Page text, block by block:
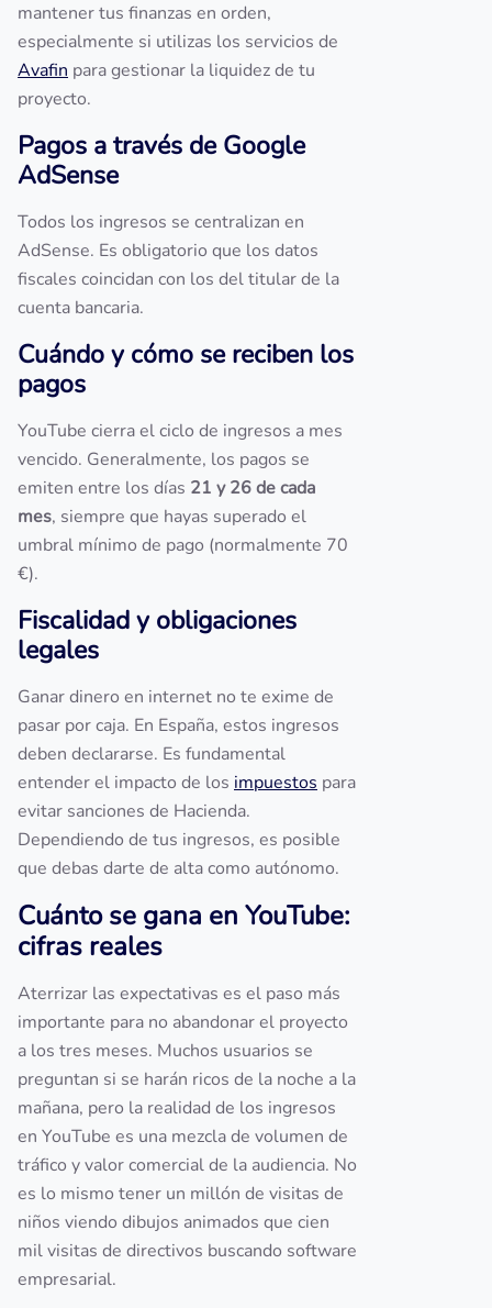
mantener tus finanzas en orden,
especialmente si utilizas los servicios de
Avafin para gestionar la liquidez de tu
proyecto.
Pagos a través de Google
AdSense
Todos los ingresos se centralizan en
AdSense. Es obligatorio que los datos
fiscales coincidan con los del titular de la
cuenta bancaria.
Cuándo y cómo se reciben los
pagos
YouTube cierra el ciclo de ingresos a mes
vencido. Generalmente, los pagos se
emiten entre los días 21 y 26 de cada
mes, siempre que hayas superado el
umbral mínimo de pago (normalmente 70
€).
Fiscalidad y obligaciones
legales
Ganar dinero en internet no te exime de
pasar por caja. En España, estos ingresos
deben declararse. Es fundamental
entender el impacto de los impuestos para
evitar sanciones de Hacienda.
Dependiendo de tus ingresos, es posible
que debas darte de alta como autónomo.
Cuánto se gana en YouTube:
cifras reales
Aterrizar las expectativas es el paso más
importante para no abandonar el proyecto
a los tres meses. Muchos usuarios se
preguntan si se harán ricos de la noche a la
mañana, pero la realidad de los ingresos
en YouTube es una mezcla de volumen de
tráfico y valor comercial de la audiencia. No
es lo mismo tener un millón de visitas de
niños viendo dibujos animados que cien
mil visitas de directivos buscando software
empresarial.